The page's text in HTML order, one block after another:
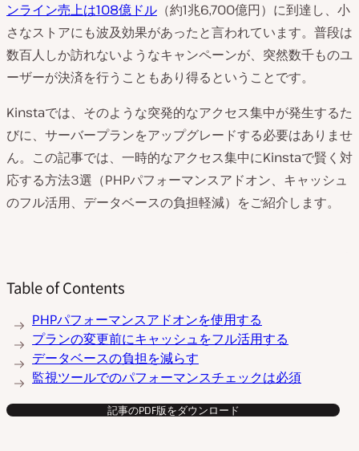
ンライン売上は108億ドル （約1兆6,700億円）に到達し、小
さなストアにも波及効果があったと言われています。普段は
数百人しか訪れないようなキャンペーンが、突然数千ものユ
ーザーが決済を行うこともあり得るということです。
Kinstaでは、そのような突発的なアクセス集中が発生するた
びに、サーバープランをアップグレードする必要はありませ
ん。この記事では、一時的なアクセス集中にKinstaで賢く対
応する方法3選（PHPパフォーマンスアドオン、キャッシュ
のフル活用、データベースの負担軽減）をご紹介します。
Table of Contents
PHPパフォーマンスアドオンを使用する
プランの変更前にキャッシュをフル活用する
データベースの負担を減らす
監視ツールでのパフォーマンスチェックは必須
記事のPDF版をダウンロード